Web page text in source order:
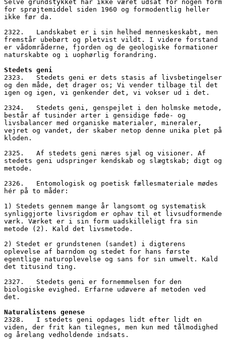
Selve grundstykket har ikke været udsat for nogen form
for sprøjtemiddel siden 1960 og formodentlig heller
ikke før da.
2322.   Landskabet er i sin helhed menneskeskabt, men
fremstår ubebørt og pletvist vildt. I videre forstand
er vådområderne, fjorden og de geologiske formationer
naturskabte og i uophørlig forandring.
Stedets geni
2323.   Stedets geni er dets stasis af livsbetingelser
og den måde, det drager os; Vi vender tilbage til det
igen og igen, vi genkender det, vi vokser ud i det.
2324.   Stedets geni, genspejlet i den holmske metode,
består af tusinder arter i gensidige føde- og
livsbalancer med organiske materialer, mineraler,
vejret og vandet, der skaber netop denne unika plet på
kloden.
2325.   Af stedets geni næres sjæl og visioner. Af
stedets geni udspringer kendskab og slægtskab; digt og
metode.
2326.   Entomologisk og poetisk fællesmateriale mødes
hér på to måder:
1) Stedets gennem mange år langsomt og systematisk
synliggjorte livsrigdom er ophav til et livsudformende
værk. Værket er i sin form uadskilleligt fra sin
metode (2). Kald det livsmetode.
2) Stedet er grundstenen (sandet) i digterens
oplevelse af barndom og stedet for hans første
egentlige naturoplevelse og sans for sin umwelt. Kald
det titusind ting.
2327.   Stedets geni er fornemmelsen for den
biologiske evighed. Erfarne udøvere af metoden ved
det.
Naturalistens genese
2328.   I stedets geni opdages lidt efter lidt en
viden, der frit kan tilegnes, men kun med tålmodighed
og årelang vedholdende indsats.